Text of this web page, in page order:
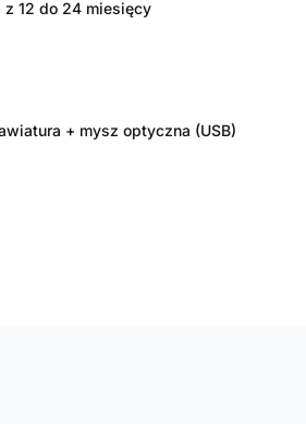
12 do 24 miesięcy
+ mysz optyczna (USB)